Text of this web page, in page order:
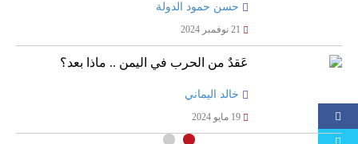
حسن حمود الدولة
عَقدٌ من الحرب في اليمن .. ماذا بعد؟
خالد اليماني